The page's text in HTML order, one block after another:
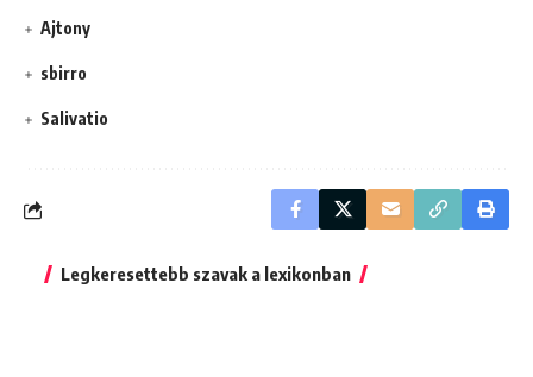
Ajtony
sbirro
Salivatio
Legkeresettebb szavak a lexikonban